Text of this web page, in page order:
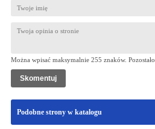
Można wpisać maksymalnie 255 znaków. Pozostało
Podobne strony w katalogu